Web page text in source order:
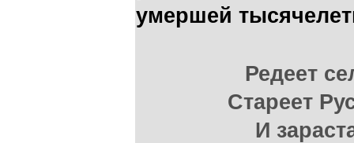
умершей
Редеет
Стареет
И